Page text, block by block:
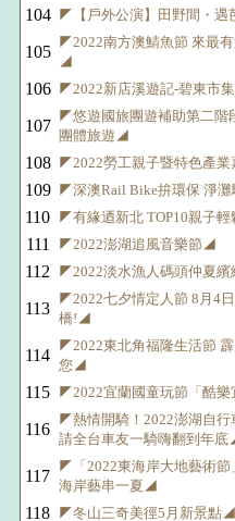
104 ◤【戶外公演】田野間・
105
◤2022南方澳鯖魚節 來最
◢
106 ◤2022新店溪遊記-碧東市
107
◤悠遊國旅團遊補助第二階
團體旅遊◢
108 ◤2022勞工親子暨特色產
109 ◤深澳Rail Bike拚環保 淨
110 ◤有緣迺新北 TOP10親子
111 ◤2022澎湖追風音樂節◢
112 ◤2022淡水漁人碼頭仲夏
113
◤2022七夕情定人節 8月4
橋!◢
114
◤2022東北角福隆生活節
您◢
115 ◤2022宜蘭國童玩節「酷
116
◤熱情開騎！2022澎湖自
請全台車友一騎嗨翻到年
117
◤「2022東海岸大地藝術
海岸藝串一夏◢
118 ◤冬山三奇美徑5月新景點◢